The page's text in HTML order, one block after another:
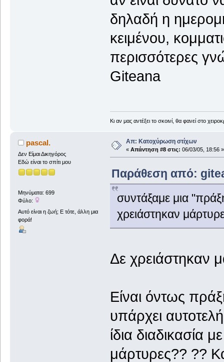
δηλαδή η
κειμένου,
περισσότερες
Giteana
Κι αν μας αντέξει το σκοινί, θα φανεί στο
pascal.
Δεν Είμαι Δικηγόρος
Εδώ είναι το σπίτι μου
Μηνύματα: 699
Φύλο:
Αυτό είναι η ζωή; Ε τότε, άλλη μια
φορά!
Απ: Κατοχύρωση στίχων
« Απάντηση #8 στις: 06/03/05, 18:56 »
Παράθεση από:
συντάξαμε μια
χρειάστηκαν
Δε χρειάστηκαν
Είναι όντως
υπάρχει
ίδια διαδικασία
μάρτυρες?? ??